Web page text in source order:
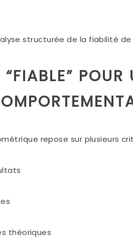
structurée de la fiabilité
POUR
repose sur plusieurs
théoriques